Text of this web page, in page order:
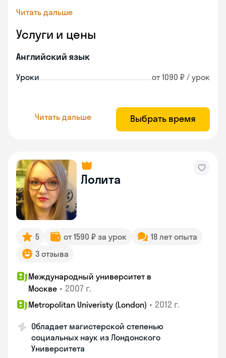
Читать дальше
Услуги и цены
Английский язык
Уроки от 1090 ₽ / урок
Читать дальше Выбрать время
Лолита
5 от 1590 ₽ за урок
18 лет опыта
3 отзыва
Международный университет в
Москве • 2007 г.
Metropolitan Univeristy (London) • 2012 г.
Обладает магистерской степенью
социальных наук из Лондонского
Университета